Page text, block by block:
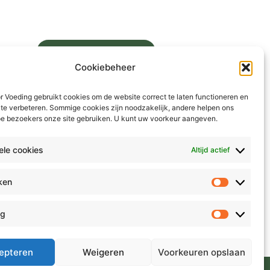
Cookiebeheer
Voeding gebruikt cookies om de website correct te laten functioneren en
verbeteren. Sommige cookies zijn noodzakelijk, andere helpen ons
bezoekers onze site gebruiken. U kunt uw voorkeur aangeven.
cookies Altijd actief
Marketing
Weigeren Voorkeuren opslaan
Kom In Contact
Gevestigd in Warnsveld – online
beschikbaar voor heel Nederland
kompasvoorvrouwen.nl →